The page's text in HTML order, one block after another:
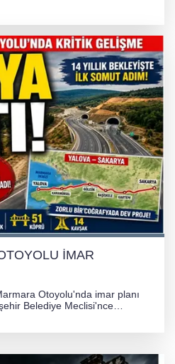
Tüneli’nde feci kaza:
VAR, PEKİ EMEĞİN
PANİK!
OTOYOLU İMAR
İMAR
Otoyolu'nda imar planı
Belediye Meclisi'nce